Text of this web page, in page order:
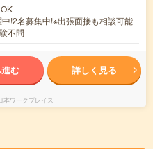
!2名募集中!※出張面接も相談可能
不問
む 詳しく見る
本ワークプレイス